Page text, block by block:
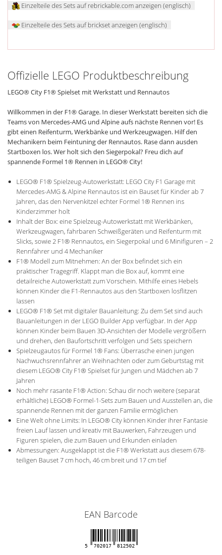
Einzelteile des Sets auf rebrickable.com anzeigen (englisch)
Einzelteile des Sets auf brickset anzeigen (englisch)
Offizielle LEGO Produktbeschreibung
LEGO® City F1® Spielset mit Werkstatt und Rennautos
Willkommen in der F1® Garage. In dieser Werkstatt bereiten sich die
Teams von Mercedes-AMG und Alpine aufs nächste Rennen vor! Es
gibt einen Reifenturm, Werkbänke und Werkzeugwagen. Hilf den
Mechanikern beim Feintuning der Rennautos. Rase dann ausden
Startboxen los. Wer holt sich den Siegerpokal? Freu dich auf
spannende Formel 1® Rennen in LEGO® City!
LEGO® F1® Spielzeug-Autowerkstatt: LEGO City F1 Garage mit
Mercedes-AMG & Alpine Rennautos ist ein Bauset für Kinder ab 7
Jahren, das den Nervenkitzel echter Formel 1® Rennen ins
Kinderzimmer holt
Inhalt der Box: eine Spielzeug-Autowerkstatt mit Werkbänken,
Werkzeugwagen, fahrbaren Schweißgeräten und Reifenturm mit
Slicks, sowie 2 F1® Rennautos, ein Siegerpokal und 6 Minifiguren – 2
Rennfahrer und 4 Mechaniker
F1® Modell zum Mitnehmen: An der Box befindet sich ein
praktischer Tragegriff. Klappt man die Box auf, kommt eine
detailreiche Autowerkstatt zum Vorschein. Mithilfe eines Hebels
können Kinder die F1-Rennautos aus den Startboxen losflitzen
lassen
LEGO® F1® Set mit digitaler Bauanleitung: Zu dem Set sind auch
Bauanleitungen in der LEGO Builder App verfügbar. In der App
können Kinder beim Bauen 3D-Ansichten der Modelle vergrößern
und drehen, den Baufortschritt verfolgen und Sets speichern
Spielzeugautos für Formel 1® Fans: Überrasche einen jungen
Nachwuchsrennfahrer an Weihnachten oder zum Geburtstag mit
diesem LEGO® City F1® Spielset für Jungen und Mädchen ab 7
Jahren
Noch mehr rasante F1® Action: Schau dir noch weitere (separat
erhältliche) LEGO® Formel-1-Sets zum Bauen und Ausstellen an, die
spannende Rennen mit der ganzen Familie ermöglichen
Eine Welt ohne Limits: In LEGO® City können Kinder ihrer Fantasie
freien Lauf lassen und kreativ mit Bauwerken, Fahrzeugen und
Figuren spielen, die zum Bauen und Erkunden einladen
Abmessungen: Ausgeklappt ist die F1® Werkstatt aus diesem 678-
teiligen Bauset 7 cm hoch, 46 cm breit und 17 cm tief
EAN Barcode
5 702017 812502